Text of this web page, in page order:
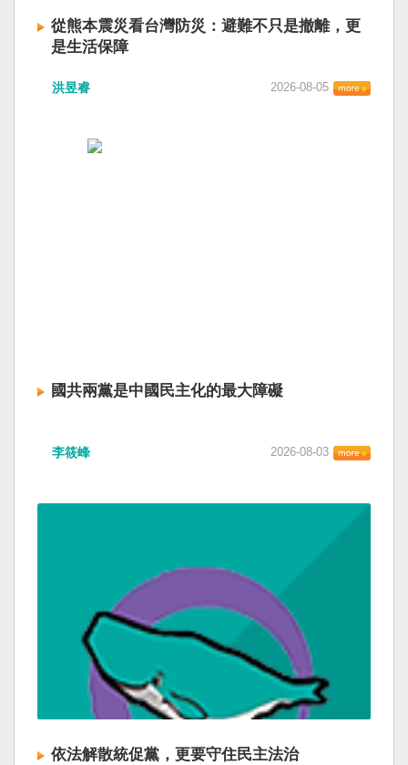
從熊本震災看台灣防災：避難不只是撤離，更
是生活保障
洪昱睿 2026-08-05
國共兩黨是中國民主化的最大障礙
李筱峰 2026-08-03
依法解散統促黨，更要守住民主法治